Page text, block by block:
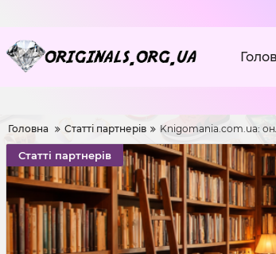
Головна Статті партнерів Knigomania.com.ua:
Статті партнерів